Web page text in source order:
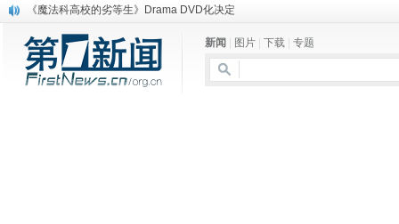
《魔法科高校的劣等生》Drama DVD化决定
消息称刘强东要求京东商城明年扭亏为盈
保健品也能吃出一身病? 康宝莱员工自揭多项家丑
煤价"跳水"电企利润"蹦高" 电煤联动亟待完善
新闻 图片 下载 专题